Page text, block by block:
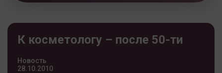
К косметологу – после 50-ти
Новость
28.10.2010